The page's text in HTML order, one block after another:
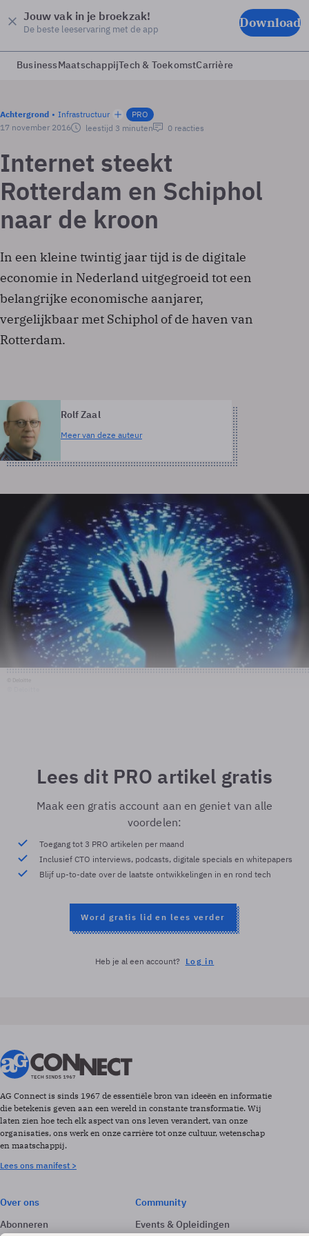
Jouw vak in je broekzak!
De beste leeservaring met de app Download
BusinessMaatschappijTech & ToekomstCarrière
Achtergrond Infrastructuur
PRO
17 november 2016
leestijd 3 minuten 0 reacties
Internet steekt
Rotterdam en Schiphol
naar de kroon
In een kleine twintig jaar tijd is de digitale
economie in Nederland uitgegroeid tot een
belangrijke economische aanjarer,
vergelijkbaar met Schiphol of de haven van
Rotterdam.
Rolf Zaal
Meer van deze auteur
Lees dit PRO artikel gratis
Maak een gratis account aan en geniet van alle
voordelen:
Toegang tot 3 PRO artikelen per maand
Inclusief CTO interviews, podcasts, digitale specials en whitepapers
Blijf up-to-date over de laatste ontwikkelingen in en rond tech
Word gratis lid en lees verder
Heb je al een account? Log in
AG Connect is sinds 1967 de essentiële bron van ideeën en informatie
die betekenis geven aan een wereld in constante transformatie. Wij
laten zien hoe tech elk aspect van ons leven verandert, van onze
organisaties, ons werk en onze carrière tot onze cultuur, wetenschap
en maatschappij.
Lees ons manifest >
Over ons
Abonneren
Community
Events & Opleidingen